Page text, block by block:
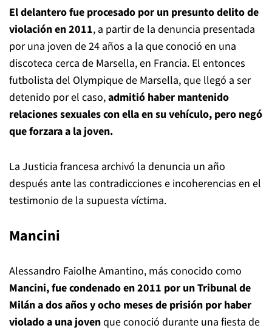
El delantero fue procesado por un presunto delito de
violación en 2011, a partir de la denuncia presentada
por una joven de 24 años a la que conoció en una
discoteca cerca de Marsella, en Francia. El entonces
futbolista del Olympique de Marsella, que llegó a ser
detenido por el caso,admitió haber mantenido
relaciones sexuales con ella en su vehículo, pero negó
que forzara a la joven.
La Justicia francesa archivó la denuncia un año
después ante las contradicciones e incoherencias en el
testimonio de la supuesta víctima.
Mancini
Alessandro Faiolhe Amantino, más conocido como
Mancini, fue condenado en 2011 por un Tribunal de
Milán a dos años y ocho meses de prisión por haber
violado a una jovenque conoció durante una fiesta de